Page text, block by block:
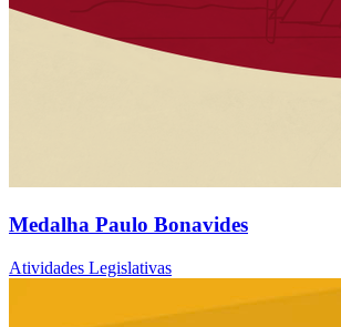
Medalha Paulo Bonavides
Atividades Legislativas